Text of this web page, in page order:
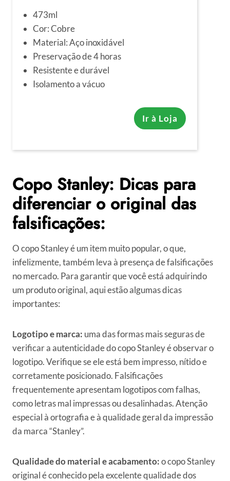
473ml
Cor: Cobre
Material: Aço inoxidável
Preservação de 4 horas
Resistente e durável
Isolamento a vácuo
Ir à Loja
Copo Stanley: Dicas para
diferenciar o original das
falsificações:
O copo Stanley é um item muito popular, o que,
infelizmente, também leva à presença de falsificações
no mercado. Para garantir que você está adquirindo
um produto original, aqui estão algumas dicas
importantes:
Logotipo e marca: uma das formas mais seguras de
verificar a autenticidade do copo Stanley é observar o
logotipo. Verifique se ele está bem impresso, nítido e
corretamente posicionado. Falsificações
frequentemente apresentam logotipos com falhas,
como letras mal impressas ou desalinhadas. Atenção
especial à ortografia e à qualidade geral da impressão
da marca “Stanley”.
Qualidade do material e acabamento:o copo Stanley
original é conhecido pela excelente qualidade dos